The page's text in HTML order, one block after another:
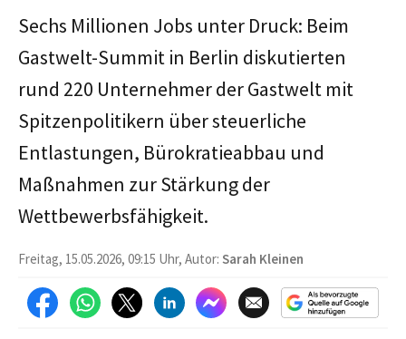
Sechs Millionen Jobs unter Druck: Beim
Gastwelt-Summit in Berlin diskutierten
rund 220 Unternehmer der Gastwelt mit
Spitzenpolitikern über steuerliche
Entlastungen, Bürokratieabbau und
Maßnahmen zur Stärkung der
Wettbewerbsfähigkeit.
Freitag, 15.05.2026, 09:15 Uhr, Autor: Sarah Kleinen